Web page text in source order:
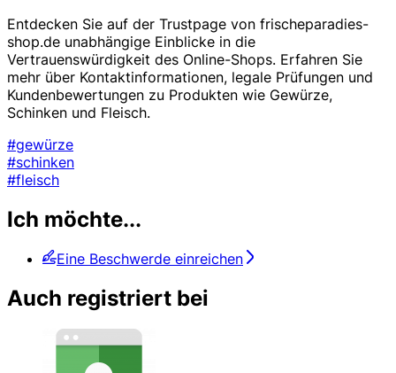
Entdecken Sie auf der Trustpage von frischeparadies-
shop.de unabhängige Einblicke in die
Vertrauenswürdigkeit des Online-Shops. Erfahren Sie
mehr über Kontaktinformationen, legale Prüfungen und
Kundenbewertungen zu Produkten wie Gewürze,
Schinken und Fleisch.
#gewürze
#schinken
#fleisch
Ich möchte...
Eine Beschwerde einreichen
Auch registriert bei